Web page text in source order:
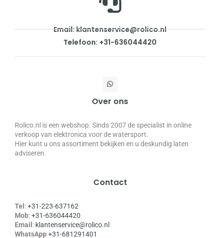
Email: klantenservice@rolico.nl
Telefoon: +31-636044420
Over ons
Rolico.nl is een webshop. Sinds 2007 de specialist in online
verkoop van elektronica voor de watersport.
Hier kunt u ons assortiment bekijken en u deskundig laten
adviseren.
Contact
Tel:+31-223-637162
Mob:+31-636044420
Email: klantenservice@rolico.nl
WhatsApp+31-681291401